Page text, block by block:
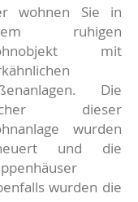
wohnen Sie in
ruhigen
mit
Die
dieser
wurden
und die
wurden die